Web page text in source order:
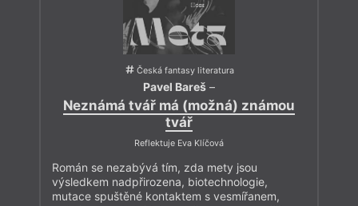
Česká fantasy literatura
Pavel Bareš –
Neznámá tvář má (možná) známou
tvář
Reflektuje Eva Klíčová
Román se nezabývá tím, zda mety jsou
výsledkem nadpřirozena, biotechnologie,
mutace spuštěné kontaktem s vesmířanem,